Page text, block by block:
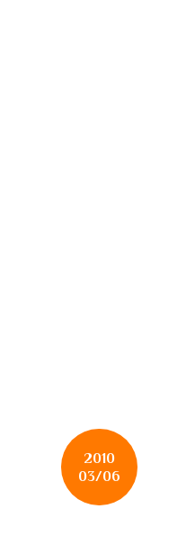
2010
03/06